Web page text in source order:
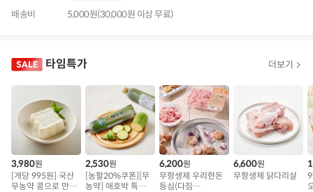
배송비
5,000원(30,000원 이상 무료)
타임특가 더보기
3,980원
[개당 995원] 국산
무농약 콩으로 만든
2,530원
[농할20%쿠폰][무
농약] 애호박 특품
6,200원
무항생제 우리한돈
등심(다짐
6,600원
무항생제 닭다리살